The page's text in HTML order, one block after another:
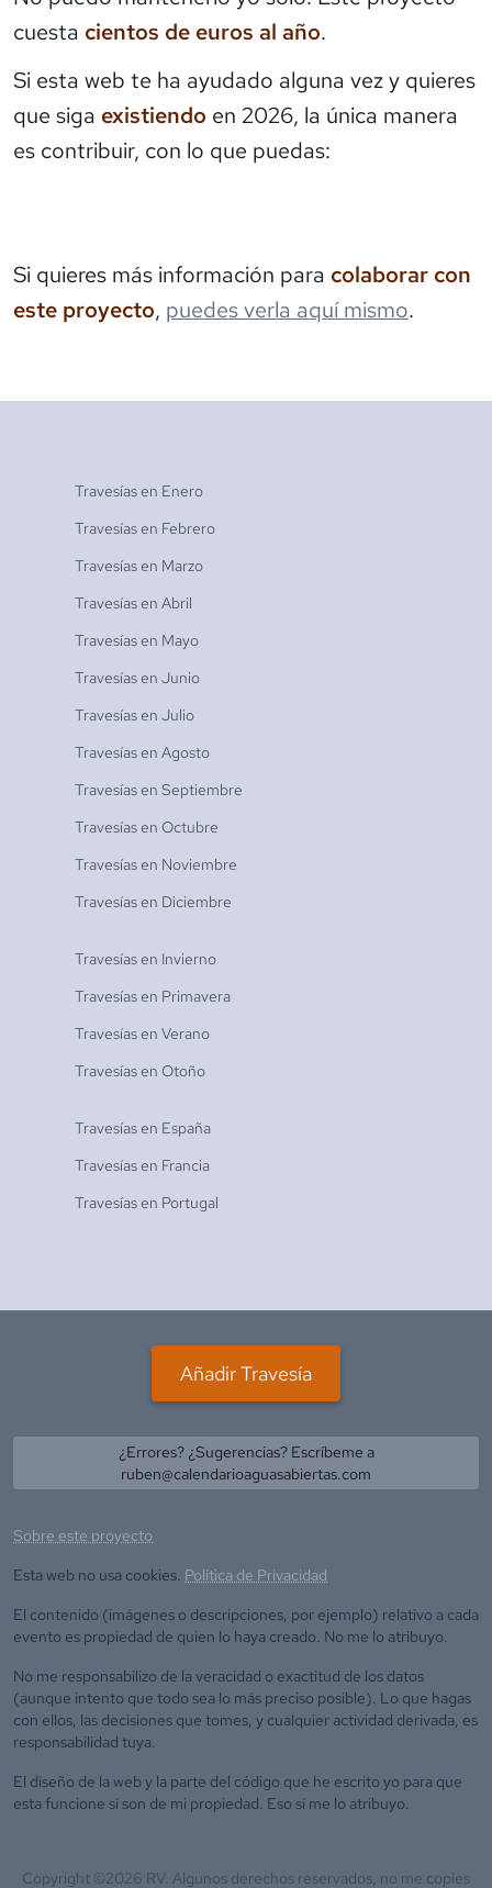
cuesta cientos de euros al año.
Si esta web te ha ayudado alguna vez y quieres
que siga existiendo en 2026, la única manera
es contribuir, con lo que puedas:
Si quieres más información para colaborar con
este proyecto, puedes verla aquí mismo.
Travesías en Enero
Travesías en Febrero
Travesías en Marzo
Travesías en Abril
Travesías en Mayo
Travesías en Junio
Travesías en Julio
Travesías en Agosto
Travesías en Septiembre
Travesías en Octubre
Travesías en Noviembre
Travesías en Diciembre
Travesías en Invierno
Travesías en Primavera
Travesías en Verano
Travesías en Otoño
Travesías en España
Travesías en Francia
Travesías en Portugal
Añadir Travesía
¿Errores? ¿Sugerencias? Escríbeme a
ruben@calendarioaguasabiertas.com
Sobre este proyecto
Esta web no usa cookies. Política de Privacidad
El contenido (imágenes o descripciones, por ejemplo) relativo a cada
evento es propiedad de quien lo haya creado. No me lo atribuyo.
No me responsabilizo de la veracidad o exactitud de los datos
(aunque intento que todo sea lo más preciso posible). Lo que hagas
con ellos, las decisiones que tomes, y cualquier actividad derivada, es
responsabilidad tuya.
El diseño de la web y la parte del código que he escrito yo para que
esta funcione sí son de mi propiedad. Eso sí me lo atribuyo.
Copyright ©2026 RV. Algunos derechos reservados, no me copies